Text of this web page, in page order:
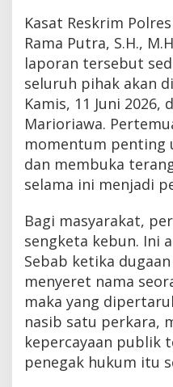
Kasat Reskrim
Rama Putra, S.H.,
laporan tersebut
seluruh pihak akan
Kamis, 11 Juni 2026,
Marioriawa.
momentum penting
dan membuka
selama ini menjadi
Bagi masyarakat,
sengketa kebun. Ini
Sebab ketika
menyeret nama
maka yang
nasib satu perkara,
kepercayaan publik
penegak hukum itu